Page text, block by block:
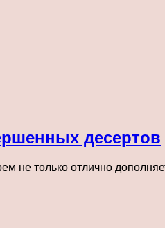
десертов
только отлично